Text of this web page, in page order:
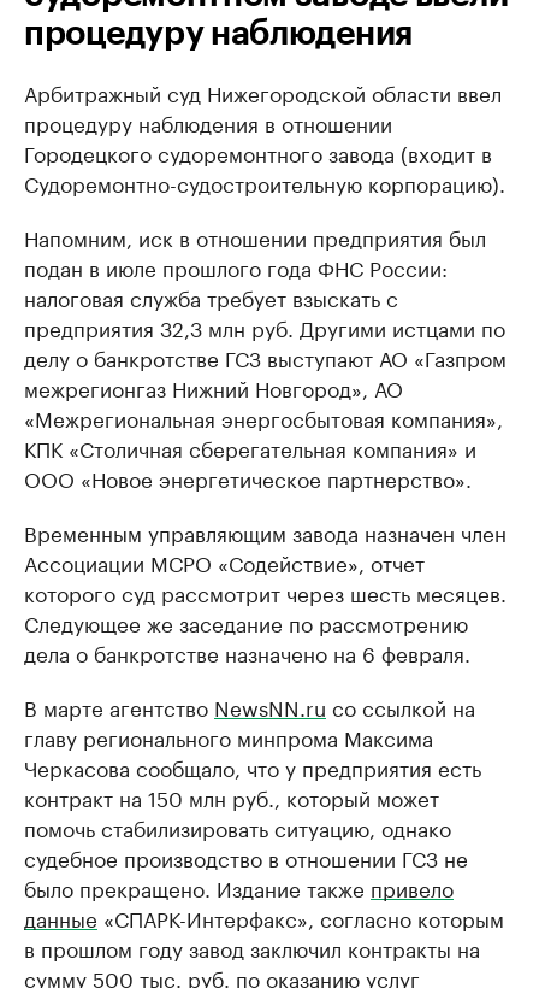
процедуру наблюдения
Арбитражный суд Нижегородской области ввел
процедуру наблюдения в отношении
Городецкого судоремонтного завода (входит в
Судоремонтно-судостроительную корпорацию).
Напомним, иск в отношении предприятия был
подан в июле прошлого года ФНС России:
налоговая служба требует взыскать с
предприятия 32,3 млн руб. Другими истцами по
делу о банкротстве ГСЗ выступают АО «Газпром
межрегионгаз Нижний Новгород», АО
«Межрегиональная энергосбытовая компания»,
КПК «Столичная сберегательная компания» и
ООО «Новое энергетическое партнерство».
Временным управляющим завода назначен член
Ассоциации МСРО «Содействие», отчет
которого суд рассмотрит через шесть месяцев.
Следующее же заседание по рассмотрению
дела о банкротстве назначено на 6 февраля.
В марте агентство NewsNN.ru со ссылкой на
главу регионального минпрома Максима
Черкасова сообщало, что у предприятия есть
контракт на 150 млн руб., который может
помочь стабилизировать ситуацию, однако
судебное производство в отношении ГСЗ не
было прекращено. Издание также привело
данные «СПАРК-Интерфакс», согласно которым
в прошлом году завод заключил контракты на
сумму 500 тыс. руб. по оказанию услуг